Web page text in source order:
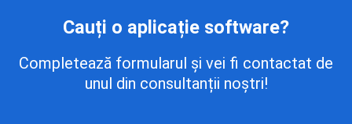
Cauți o aplicație software?
Completează formularul și vei fi contactat de
unul din consultanții noștri!